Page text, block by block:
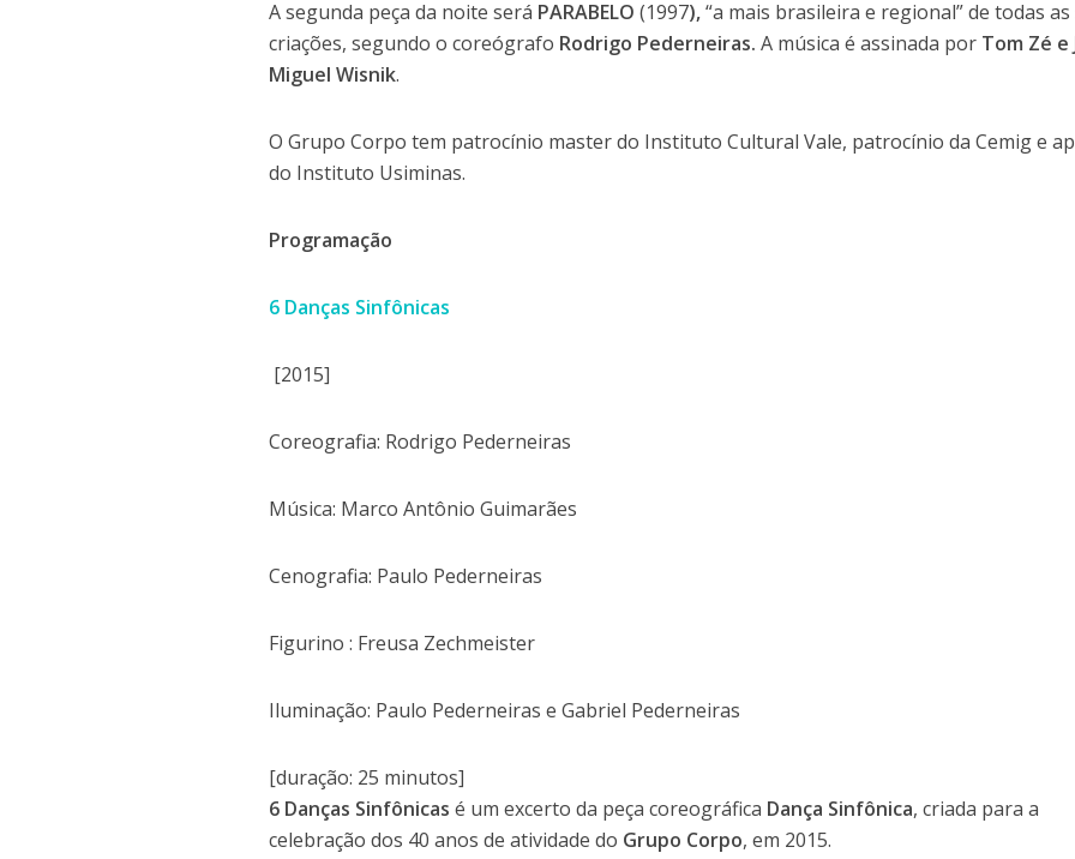
A segunda peça da noite será PARABELO(1997),“a mais brasileira e regional” de todas as
criações, segundo o coreógrafo Rodrigo Pederneiras.A música é assinada por Tom Zé e
Miguel Wisnik.
O Grupo Corpo tem patrocínio master do Instituto Cultural Vale, patrocínio da Cemig e
do Instituto Usiminas.
Programação
6 Danças Sinfônicas
[2015]
Coreografia: Rodrigo Pederneiras
Música: Marco Antônio Guimarães
Cenografia: Paulo Pederneiras
Figurino : Freusa Zechmeister
Iluminação: Paulo Pederneiras e Gabriel Pederneiras
[duração: 25 minutos]
6 Danças Sinfônicasé um excerto da peça coreográfica Dança Sinfônica, criada para a
celebração dos 40 anos de atividade do Grupo Corpo, em 2015.